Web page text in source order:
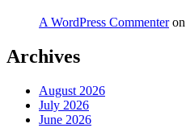
A WordPress Commenteron
Archives
August 2026
July 2026
June 2026